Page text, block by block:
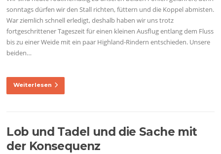
sonntags dürfen wir den Stall richten, füttern und die Koppel abmisten.
War ziemlich schnell erledigt, deshalb haben wir uns trotz
fortgeschrittener Tageszeit für einen kleinen Ausflug entlang dem Fluss
bis zu einer Weide mit ein paar Highland-Rindern entschieden. Unsere
beiden…
Weiterlesen
Lob und Tadel und die Sache mit
der Konsequenz